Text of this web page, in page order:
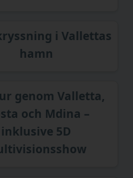
i Vallettas
hamn
genom Valletta,
och Mdina –
inklusive 5D